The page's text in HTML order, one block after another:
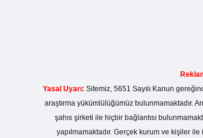
Yasal Uyarı: Sitemiz, 5651 Sayılı Kanun
araştırma yükümlülüğümüz bulunmamaktadır.
şahıs şirketi ile hiçbir bağlantısı
yapılmamaktadır. Gerçek kurum ve kişiler